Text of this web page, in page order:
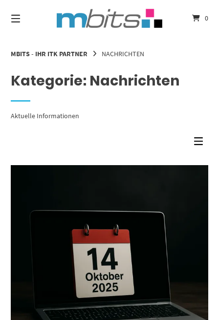
zum
Inhalt
0
MBITS - IHR ITK PARTNER NACHRICHTEN
Kategorie: Nachrichten
Aktuelle Informationen